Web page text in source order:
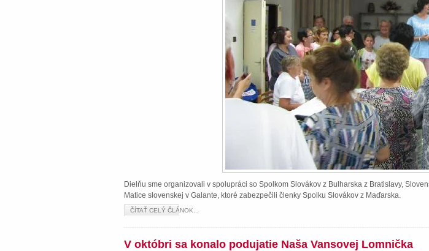
Dielňu sme organizovali v spolupráci so Spolkom Slovákov z Bulharska z Bratislavy,
Matice slovenskej v Galante, ktoré zabezpečili členky Spolku Slovákov z Maďarska.
ČÍTAŤ CELÝ ČLÁNOK...
V októbri sa konalo podujatie Naša Vansovej Lomnička